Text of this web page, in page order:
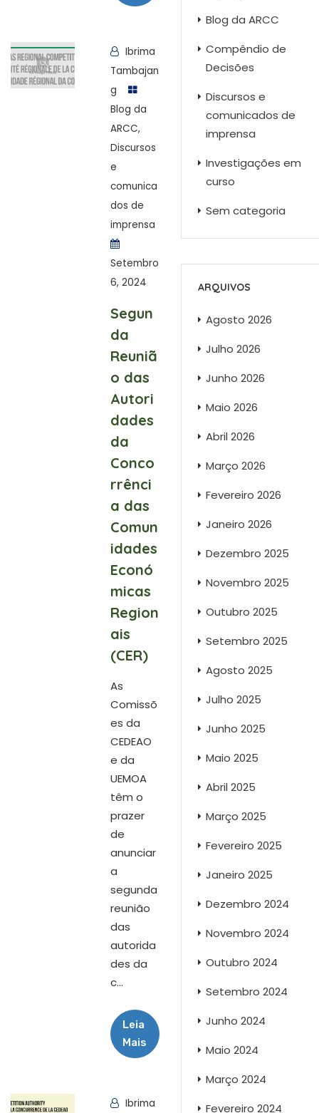
Ibrima
Tambajan
g
Blog da
ARCC,
Discursos
e
comunica
dos de
imprensa
Setembro
6, 2024
Segun
da
Reuniã
o das
Autori
dades
da
Conco
rrênci
a das
Comun
idades
Econó
micas
Region
ais
(CER)
As
Comissõ
es da
CEDEAO
e da
UEMOA
têm o
prazer
de
anunciar
a
segunda
reunião
das
autorida
des da
c...
Leia
Mais
Ibrima
Blog da ARCC
Compêndio de
Decisões
Discursos e
comunicados de
imprensa
Investigações em
curso
Sem categoria
ARQUIVOS
Agosto 2026
Julho 2026
Junho 2026
Maio 2026
Abril 2026
Março 2026
Fevereiro 2026
Janeiro 2026
Dezembro 2025
Novembro 2025
Outubro 2025
Setembro 2025
Agosto 2025
Julho 2025
Junho 2025
Maio 2025
Abril 2025
Março 2025
Fevereiro 2025
Janeiro 2025
Dezembro 2024
Novembro 2024
Outubro 2024
Setembro 2024
Junho 2024
Maio 2024
Março 2024
Fevereiro 2024